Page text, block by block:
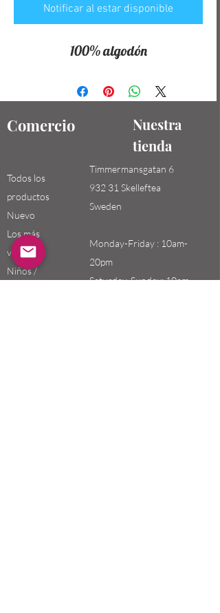
Notificar al estar disponible
100% algodón
Comercio
Nuestra
tienda
Todos los
productos
Nuevo
Los más
vendidos
Niños /
Timmermansgatan 6
932 31 Skelleftea
Sweden
Monday-Friday : 10am-
20pm
Saturday-Sunday: 10am-